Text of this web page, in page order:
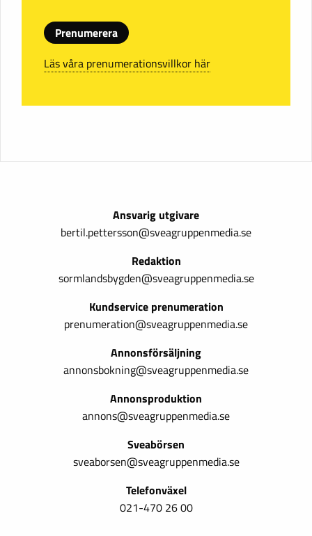
Prenumerera
Läs våra prenumerationsvillkor här
Ansvarig utgivare
bertil.pettersson@sveagruppenmedia.se
Redaktion
sormlandsbygden@sveagruppenmedia.se
Kundservice prenumeration
prenumeration@sveagruppenmedia.se
Annonsförsäljning
annonsbokning@sveagruppenmedia.se
Annonsproduktion
annons@sveagruppenmedia.se
Sveabörsen
sveaborsen@sveagruppenmedia.se
Telefonväxel
021-470 26 00